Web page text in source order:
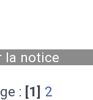
la notice
: [1] 2